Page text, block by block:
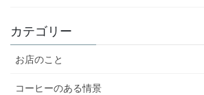
カテゴリー
お店のこと
コーヒーのある情景